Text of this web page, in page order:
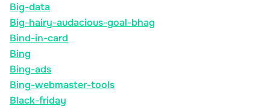
Big-data
Big-hairy-audacious-goal-bhag
Bind-in-card
Bing
Bing-ads
Bing-webmaster-tools
Black-friday